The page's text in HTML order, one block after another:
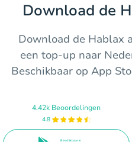
Download de
Download de Hablax
een top-up naar
Beschikbaar op App
4.42k Beoordelingen
4.8
Beschikbaar in